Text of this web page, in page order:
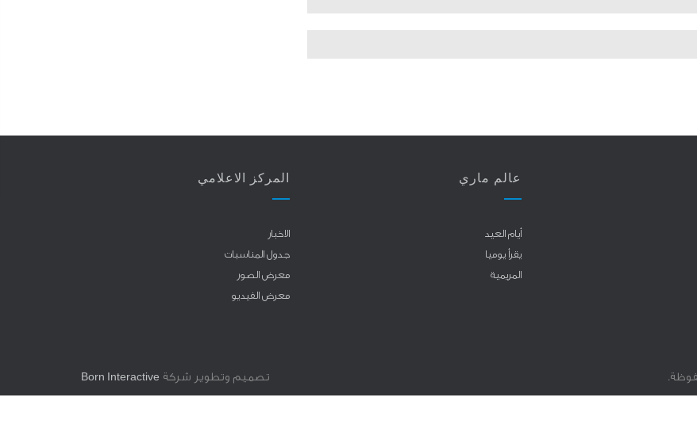
عالم ماري
أيام العيد
يقرأ يوميا
المريمية
المركز الاعلامي
الاخبار
جدول المناسبات
معرض الصور
معرض الفيديو
تصميم وتطوير شركة Born Interactive